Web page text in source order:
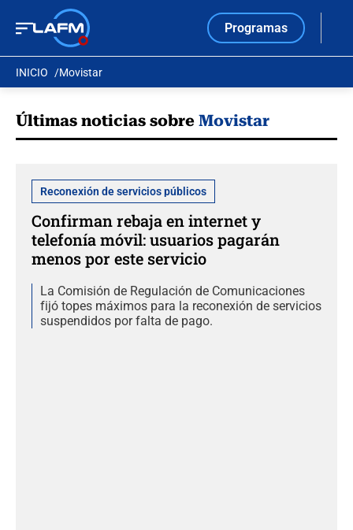
Programas
INICIO Movistar
Últimas noticias sobre Movistar
Reconexión de servicios públicos
Confirman rebaja en internet y
telefonía móvil: usuarios pagarán
menos por este servicio
La Comisión de Regulación de Comunicaciones
fijó topes máximos para la reconexión de servicios
suspendidos por falta de pago.